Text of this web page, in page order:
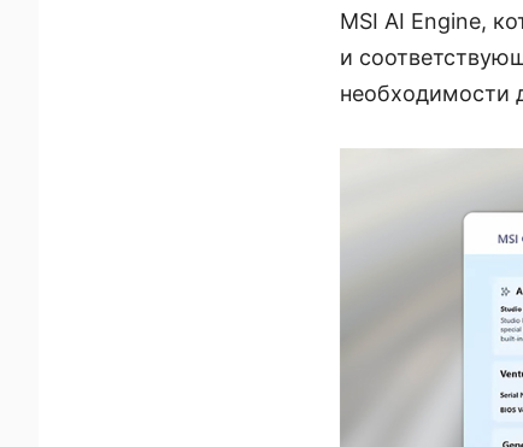
MSI AI Engine,
и
необходимости